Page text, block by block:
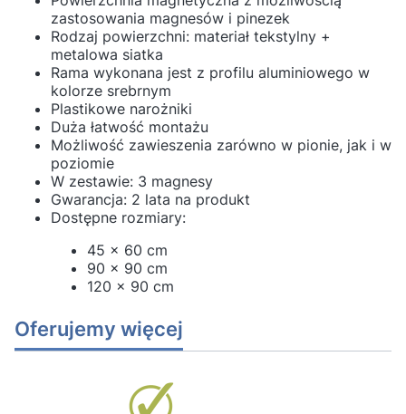
zastosowania magnesów i pinezek
Rodzaj powierzchni: materiał tekstylny +
metalowa siatka
Rama wykonana jest z profilu aluminiowego w
kolorze srebrnym
Plastikowe narożniki
Duża łatwość montażu
Możliwość zawieszenia zarówno w pionie, jak i w
poziomie
W zestawie: 3 magnesy
Gwarancja: 2 lata na produkt
Dostępne rozmiary:
45 x 60 cm
90 x 90 cm
120 x 90 cm
Oferujemy więcej